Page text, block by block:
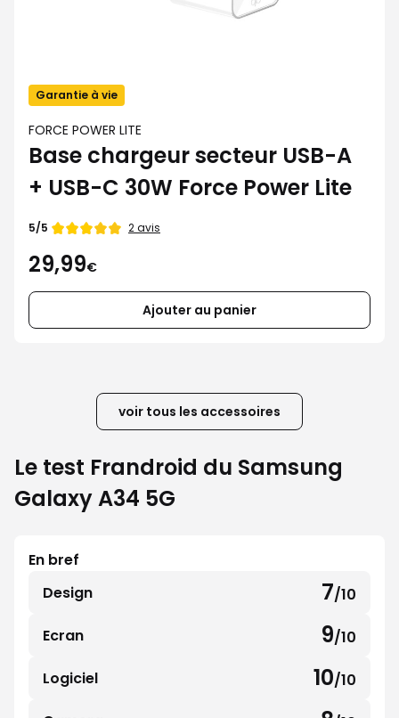
Garantie à vie
FORCE POWER LITE
Base chargeur secteur USB-A
+ USB-C 30W Force Power Lite
Note
5/5 2 avis
29,99€
Ajouter au panier
voir tous les accessoires
Le test Frandroid du Samsung
Galaxy A34 5G
En bref
Design
7/10
7
10
Ecran 9/10
9
10
Logiciel 10/10
10